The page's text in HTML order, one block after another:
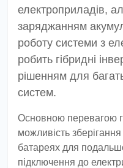
електроприладів,
заряджанням
роботу системи з
робить гібридні
рішенням для
систем.
Основною перевагою
можливість
батареях для
підключення до